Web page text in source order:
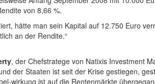
von 8,66 %.
hätte man sein Kapital auf 12.750 Euro
an der Rendite.“
, der Chefstratege von Natixis Investment
der Staaten ist seit der Krise gestiegen,
wirkung ist auf die Rentenmärkte